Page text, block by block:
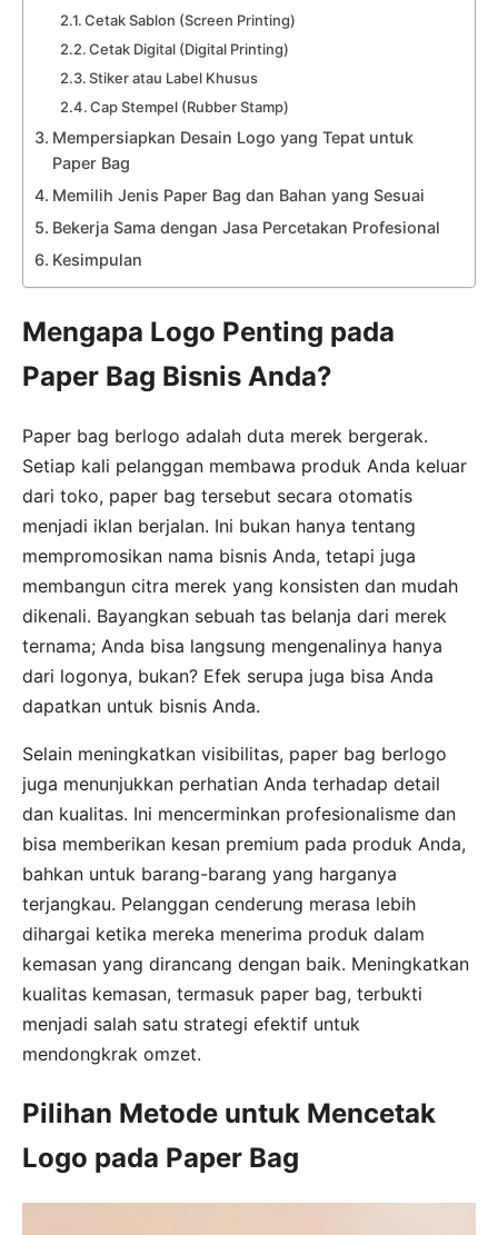
Cetak Sablon (Screen Printing)
Cetak Digital (Digital Printing)
Stiker atau Label Khusus
Cap Stempel (Rubber Stamp)
Mempersiapkan Desain Logo yang Tepat untuk
Paper Bag
Memilih Jenis Paper Bag dan Bahan yang Sesuai
Bekerja Sama dengan Jasa Percetakan Profesional
Kesimpulan
Mengapa Logo Penting pada
Paper Bag Bisnis Anda?
Paper bag berlogo adalah duta merek bergerak.
Setiap kali pelanggan membawa produk Anda keluar
dari toko, paper bag tersebut secara otomatis
menjadi iklan berjalan. Ini bukan hanya tentang
mempromosikan nama bisnis Anda, tetapi juga
membangun citra merek yang konsisten dan mudah
dikenali. Bayangkan sebuah tas belanja dari merek
ternama; Anda bisa langsung mengenalinya hanya
dari logonya, bukan? Efek serupa juga bisa Anda
dapatkan untuk bisnis Anda.
Selain meningkatkan visibilitas, paper bag berlogo
juga menunjukkan perhatian Anda terhadap detail
dan kualitas. Ini mencerminkan profesionalisme dan
bisa memberikan kesan premium pada produk Anda,
bahkan untuk barang-barang yang harganya
terjangkau. Pelanggan cenderung merasa lebih
dihargai ketika mereka menerima produk dalam
kemasan yang dirancang dengan baik. Meningkatkan
kualitas kemasan, termasuk paper bag, terbukti
menjadi salah satu strategi efektif untuk
mendongkrak omzet.
Pilihan Metode untuk Mencetak
Logo pada Paper Bag